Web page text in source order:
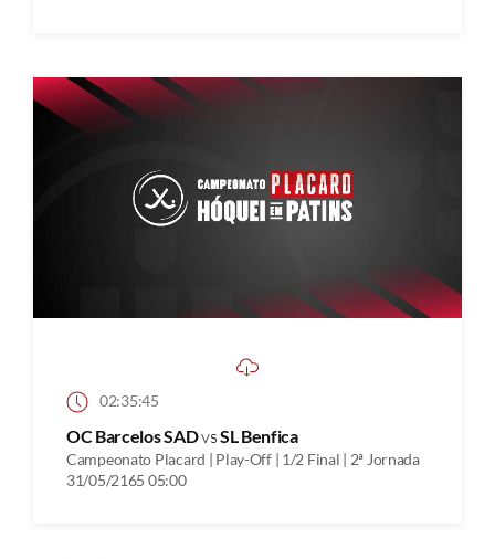
02:35:45
OC Barcelos SADvsSL Benfica
Campeonato Placard | Play-Off | 1/2 Final | 2ª Jornada
31/05/2165 05:00